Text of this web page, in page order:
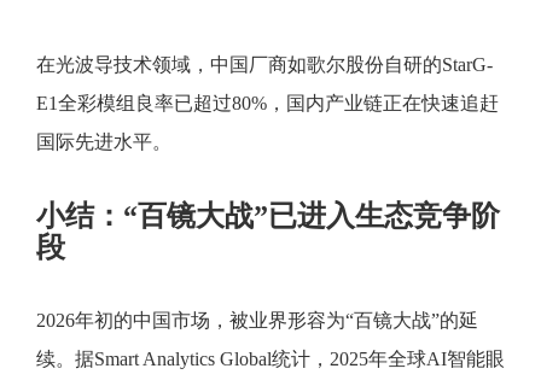
在光波导技术领域，中国厂商如歌尔股份自研的StarG-
E1全彩模组良率已超过80%，国内产业链正在快速追赶
国际先进水平。
小结：“百镜大战”已进入生态竞争阶
段
2026年初的中国市场，被业界形容为“百镜大战”的延
续。据Smart Analytics Global统计，2025年全球AI智能眼